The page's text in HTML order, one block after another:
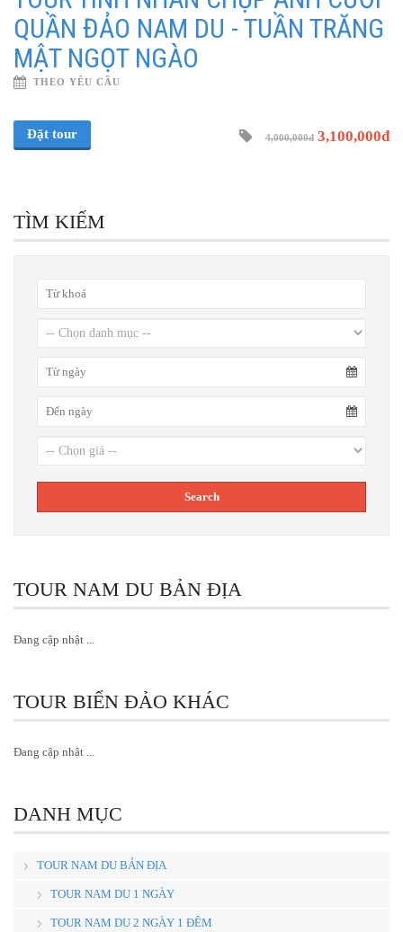
QUẦN ĐẢO NAM DU - TUẦN TRĂNG
MẬT NGỌT NGÀO
THEO YÊU CẦU
Đặt tour 4,000,000đ 3,100,000đ
TÌM KIẾM
TOUR NAM DU BẢN ĐỊA
Đang cập nhật ...
TOUR BIỂN ĐẢO KHÁC
Đang cập nhật ...
DANH MỤC
TOUR NAM DU BẢN ĐỊA
TOUR NAM DU 1 NGÀY
TOUR NAM DU 2 NGÀY 1 ĐÊM